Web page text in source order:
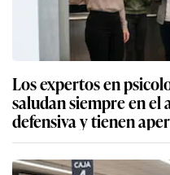
Los expertos en
saludan siempre en el
defensiva y tienen